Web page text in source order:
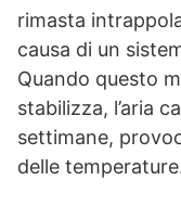
rimasta
causa di un
Quando questo
stabilizza, l’aria
settimane,
delle